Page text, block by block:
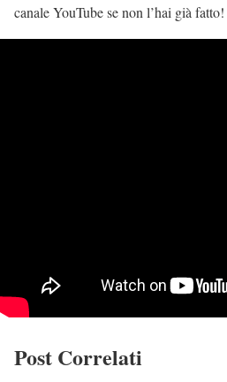
canale YouTube se non l’hai già fatto!
Post Correlati